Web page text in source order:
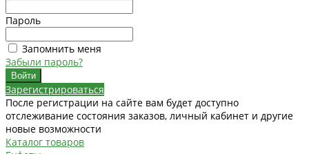
Пароль
Запомнить меня
Забыли пароль?
Зарегистрироваться
После регистрации на сайте вам будет доступно
отслеживание состояния заказов, личный кабинет и другие
новые возможности
Каталог товаров